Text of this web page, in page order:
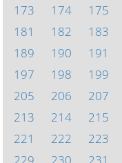
173
174 175
181
182 183
189
190 191
197
198 199
205
206 207
213
214 215
221
222 223